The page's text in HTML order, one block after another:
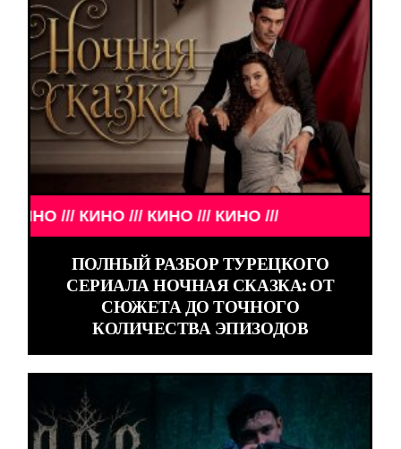
/// КИНО /// КИНО ///
ПОЛНЫЙ РАЗБОР ТУРЕЦКОГО
СЕРИАЛА НОЧНАЯ СКАЗКА: ОТ
СЮЖЕТА ДО ТОЧНОГО
КОЛИЧЕСТВА ЭПИЗОДОВ